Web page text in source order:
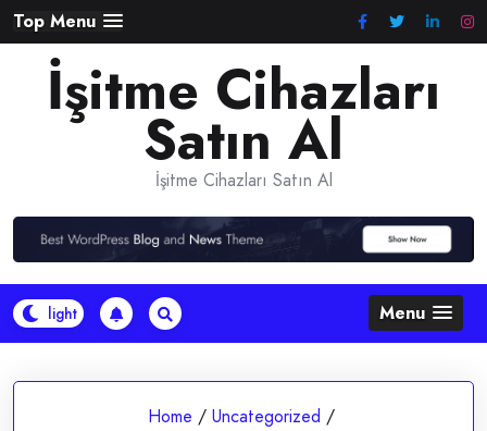
Skip
to
content
Top Menu
İşitme Cihazları
Satın Al
İşitme Cihazları Satın Al
Menu
Home / Uncategorized /